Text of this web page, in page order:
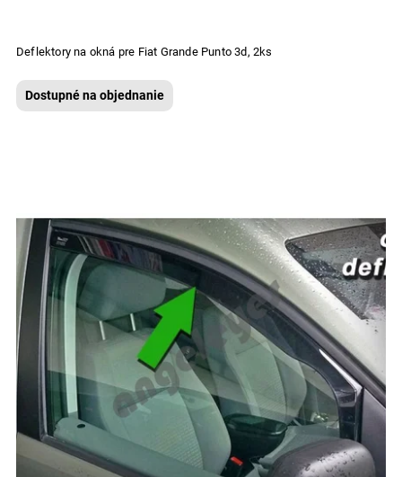
Deflektory na okná pre Fiat Grande Punto 3d, 2ks
Dostupné na objednanie